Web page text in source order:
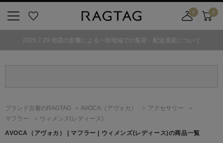
気
0
舗
カ
ト
0
2026.7.29 地震の影響による一部地域での集荷・配送遅延について
ブランド古着のRAGTAG AVOCA （アヴォカ）
アクセサリー
マフラー
ウィメンズ(レディース)
AVOCA （アヴォカ） | マフラー | ウィメンズ(レディース)の商品一覧